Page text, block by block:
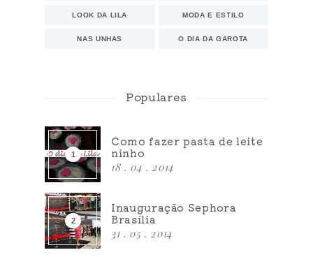
LOOK DA LILA MODA E ESTILO
NAS UNHAS O DIA DA GAROTA
Populares
Como fazer pasta de leite
ninho
18 . 04 . 2014
Inauguração Sephora
Brasília
31 . 05 . 2014